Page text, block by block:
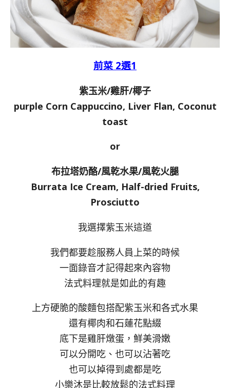
前菜 2選1
紫玉米/雞肝/椰子
purple Corn Cappuccino, Liver Flan, Coconut
toast
or
布拉塔奶酪/風乾水果/風乾火腿
Burrata Ice Cream, Half-dried Fruits,
Prosciutto
我選擇紫玉米這道
我們都要趁服務人員上菜的時候
一面錄音才記得起來內容物
法式料理就是如此的有趣
上方硬脆的酸麵包搭配紫玉米和各式水果
還有椰肉和石蓮花點綴
底下是雞肝燉蛋，鮮美滑嫩
可以分開吃、也可以沾著吃
也可以掉得到處都是吃
小樂沐是比較放鬆的法式料理